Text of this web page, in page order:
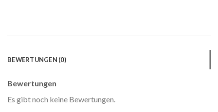
BEWERTUNGEN (0)
Bewertungen
Es gibt noch keine Bewertungen.